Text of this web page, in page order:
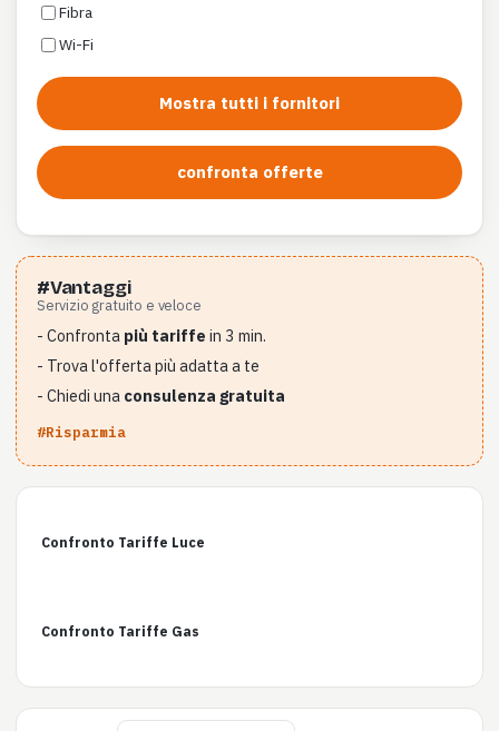
Fibra
Wi-Fi
Mostra tutti i fornitori
confronta offerte
#Vantaggi
Servizio gratuito e veloce
- Confronta più tariffe in 3 min.
- Trova l'offerta più adatta a te
- Chiedi una consulenza gratuita
#Risparmia
Confronto Tariffe Luce
Confronto Tariffe Gas